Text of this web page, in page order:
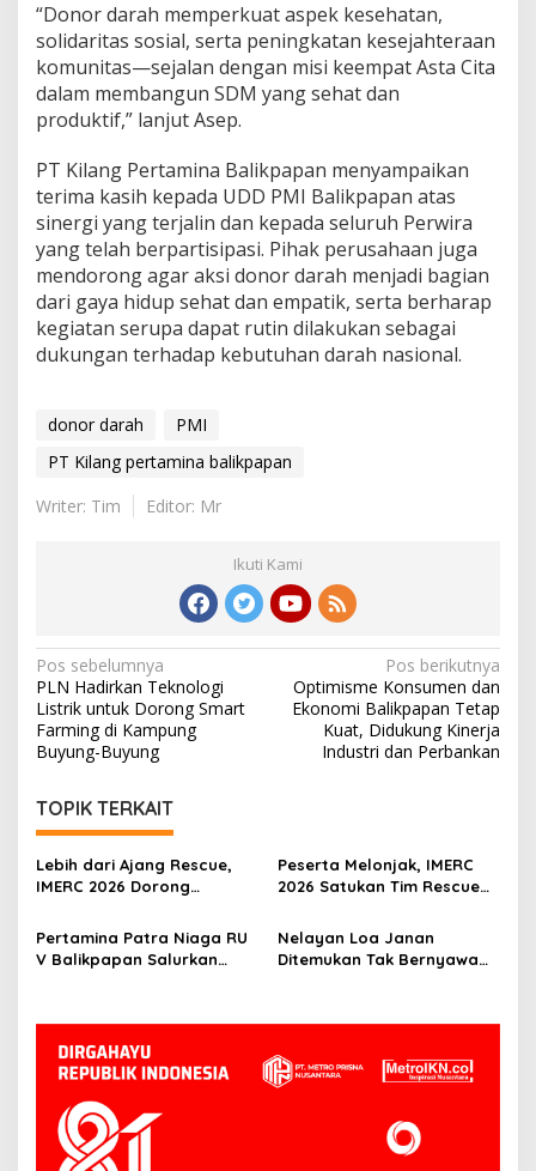
“Donor darah memperkuat aspek kesehatan,
solidaritas sosial, serta peningkatan kesejahteraan
komunitas—sejalan dengan misi keempat Asta Cita
dalam membangun SDM yang sehat dan
produktif,” lanjut Asep.
PT Kilang Pertamina Balikpapan menyampaikan
terima kasih kepada UDD PMI Balikpapan atas
sinergi yang terjalin dan kepada seluruh Perwira
yang telah berpartisipasi. Pihak perusahaan juga
mendorong agar aksi donor darah menjadi bagian
dari gaya hidup sehat dan empatik, serta berharap
kegiatan serupa dapat rutin dilakukan sebagai
dukungan terhadap kebutuhan darah nasional.
donor darah
PMI
PT Kilang pertamina balikpapan
Writer: Tim
Editor: Mr
Ikuti Kami
Navigasi
pos
Pos sebelumnya
PLN Hadirkan Teknologi
Listrik untuk Dorong Smart
Farming di Kampung
Buyung-Buyung
Pos berikutnya
Optimisme Konsumen dan
Ekonomi Balikpapan Tetap
Kuat, Didukung Kinerja
Industri dan Perbankan
TOPIK TERKAIT
Lebih dari Ajang Rescue,
IMERC 2026 Dorong
Kompeten untuk Indonesia
Peserta Melonjak, IMERC
2026 Satukan Tim Rescue
Balikpapan
Pertamina Patra Niaga RU
V Balikpapan Salurkan
Nelayan Loa Janan
Ditemukan Tak Bernyawa
Mahakam